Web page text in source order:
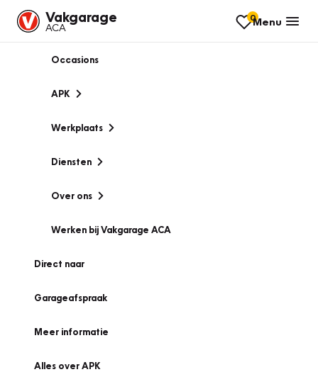
Vakgarage
ACA
0Menu
Occasions
APK
Werkplaats
Diensten
Over ons
Werken bij Vakgarage ACA
Direct naar
Garageafspraak
Meer informatie
Alles over APK